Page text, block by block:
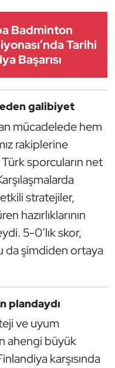
Badminton
Tarihi
Başarısı
galibiyet
mücadelede hem
rakiplerine
sporcuların net
stratejiler,
hazırlıklarının
5-0’lık skor,
da şimdiden ortaya
plandaydı
ve uyum
ahengi büyük
karşısında